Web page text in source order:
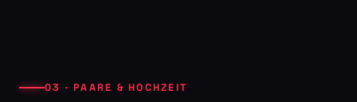
03 · PAARE & HOCHZEIT